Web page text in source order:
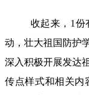
收起来，1份
动，壮大祖国防护
深入积极开展发达
传点样式和相关内